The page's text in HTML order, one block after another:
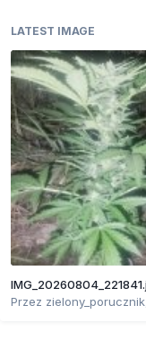
LATEST IMAGE
Przez zielony_porucznik